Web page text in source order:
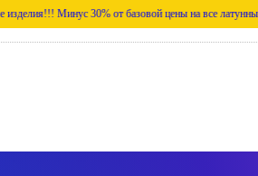
Минус 30% от базовой цены на все латунные изделия!!!